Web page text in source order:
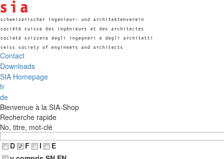
Contact
Downloads
SIA Homepage
fr
de
Bienvenue à la SIA-Shop
Recherche rapide
No, titre, mot-clé
D
F I
E